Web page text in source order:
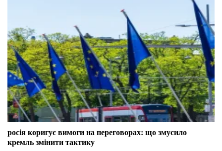
росія коригує вимоги на переговорах: що змусило
кремль змінити тактику